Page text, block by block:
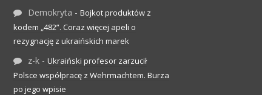
Demokryta - Bojkot produktów z
kodem „482”. Coraz więcej apeli o
rezygnację z ukraińskich marek
z-k - Ukraiński profesor zarzucił
Polsce współpracę z Wehrmachtem. Burza
po jego wpisie